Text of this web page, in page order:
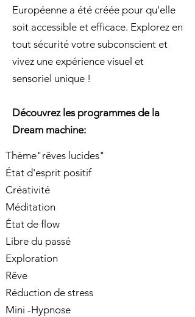
Européenne a été créée pour qu'elle
soit accessible et efficace. Explorez en
tout sécurité votre subconscient et
vivez une expérience visuel et
sensoriel unique !
Découvrez les programmes de la
Dream machine:
Thème"rêves lucides"
État d'esprit positif
Créativité
Méditation
État de flow
Libre du passé
Exploration
​Rêve
Réduction de stress
Mini -Hypnose